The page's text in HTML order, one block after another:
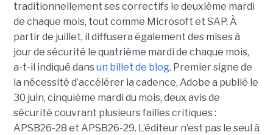
traditionnellement ses correctifs le deuxième mardi
de chaque mois, tout comme Microsoft et SAP. À
partir de juillet, il diffusera également des mises à
jour de sécurité le quatrième mardi de chaque mois,
a-t-il indiqué dansun billet de blog. Premier signe de
la nécessité d’accélérer la cadence, Adobe a publié le
30 juin, cinquième mardi du mois, deux avis de
sécurité couvrant plusieurs failles critiques :
APSB26-28 et APSB26-29. L’éditeur n’est pas le seul à